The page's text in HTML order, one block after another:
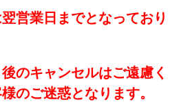
営業日までとなっており
のキャンセルはご遠慮く
のご迷惑となります。